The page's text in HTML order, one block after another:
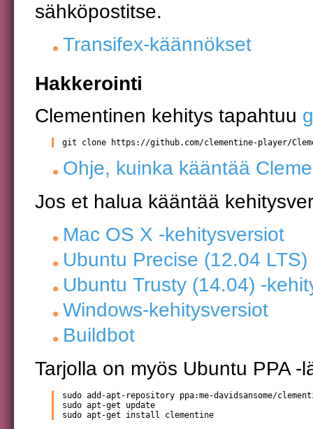
sähköpostitse.
Transifex-käännökset
Hakkerointi
Clementinen kehitys tapahtuu
git clone https://github.com/clementine-player/
Ohje, kuinka kääntää
Jos et halua kääntää
Mac OS X -kehitysversiot
Ubuntu Precise (12.04
Ubuntu Trusty (14.04) -
Windows-kehitysversiot
Buildbot
Tarjolla on myös Ubuntu PPA
sudo add-apt-repository ppa:me-davidsansome/
sudo apt-get update
sudo apt-get install clementine